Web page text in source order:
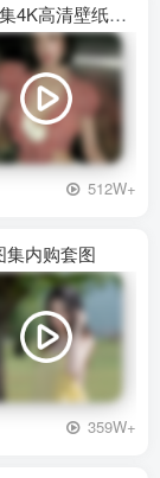
权恩妃水弹音乐节【27V】29P写真素材大合集4K高清壁纸照片素材
512W+
集内购套图
359W+